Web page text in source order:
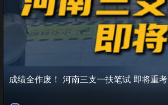
成绩全作废！ 河南三支一扶笔试 即将重考